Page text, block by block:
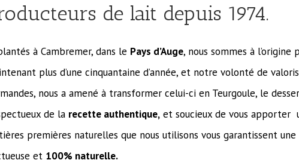
de lait depuis 1974.
à Cambremer, dans le Pays d’Auge, nous sommes à
plus d’une cinquantaine d’année, et notre volonté de
nous a amené à transformer celui-ci en Teurgoule, le
de la recette authentique,et soucieux de vous apporter
premières naturelles que nous utilisons vous garantissent une
et 100% naturelle.